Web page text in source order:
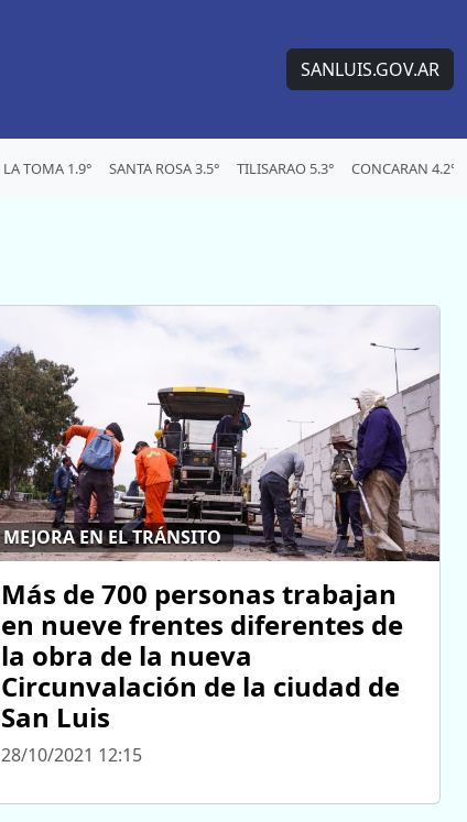
SANLUIS.GOV.AR
LA TOMA 1.9° SANTA ROSA 3.5° TILISARAO 5.3° CONCARAN 4.2°
MEJORA EN EL TRÁNSITO
Más de 700 personas trabajan
en nueve frentes diferentes de
la obra de la nueva
Circunvalación de la ciudad de
San Luis
28/10/2021 12:15